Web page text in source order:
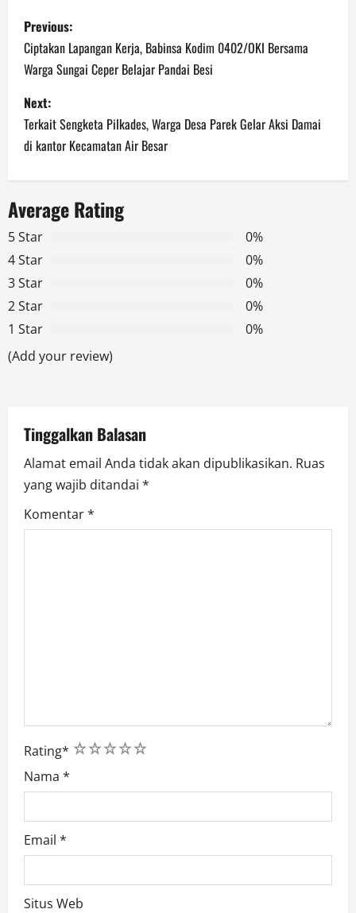
P
o
s
t
n
a
v
i
g
a
t
o
n
Previous:
Ciptakan Lapangan Kerja, Babinsa Kodim 0402/OKI Bersama
Warga Sungai Ceper Belajar Pandai Besi
Next:
Terkait Sengketa Pilkades, Warga Desa Parek Gelar Aksi Damai
di kantor Kecamatan Air Besar
Average Rating
5 Star
0%
4 Star
0%
3 Star
0%
2 Star
0%
1 Star
0%
(Add your review)
Tinggalkan Balasan
Alamat email Anda tidak akan dipublikasikan. Ruas
yang wajib ditandai *
Komentar*
Rating* 5
4
3
2
1
Nama *
Email *
Situs Web